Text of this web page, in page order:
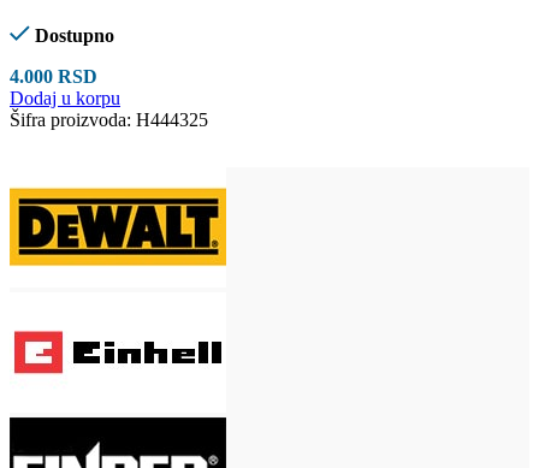
Dostupno
4.000 RSD
Dodaj u korpu
Šifra proizvoda: H444325